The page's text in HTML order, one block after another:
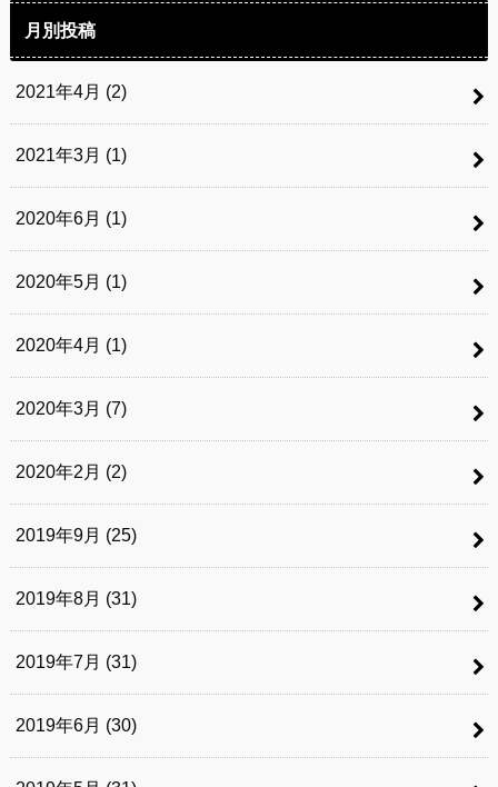
月別投稿
2021年4月 (2)
2021年3月 (1)
2020年6月 (1)
2020年5月 (1)
2020年4月 (1)
2020年3月 (7)
2020年2月 (2)
2019年9月 (25)
2019年8月 (31)
2019年7月 (31)
2019年6月 (30)